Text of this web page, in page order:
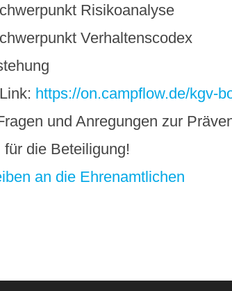
Risikoanalyse
Verhaltenscodex
https://on.campflow.de/kgv-
und Anregungen zur
die Beteiligung!
an die Ehrenamtlichen